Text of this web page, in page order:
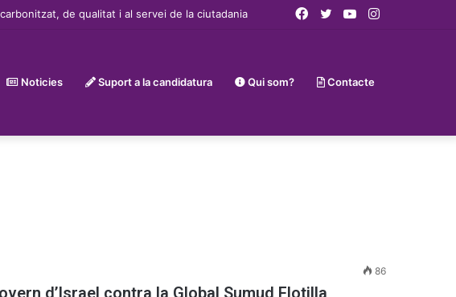
de qualitat i al servei de la ciutadania Instagram
YouTube
Twitter
Facebook
Noticies Suport a la candidatura Qui som? Contacte
86
d’Israel contra la Global Sumud Flotilla